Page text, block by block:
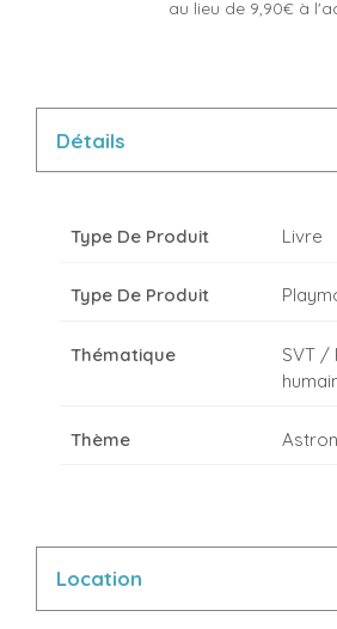
au lieu de 9,90€ à
Détails
Type De Produit Livre
Type De Produit
Thématique
SVT /
Thème
Location